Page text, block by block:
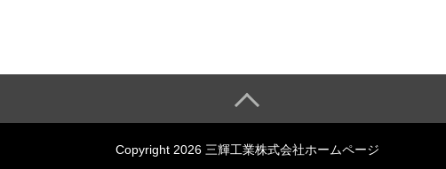
Copyright 2026 三輝工業株式会社ホームページ